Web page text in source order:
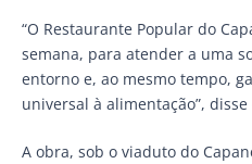
“O Restaurante Popular do
semana, para atender a uma
entorno e, ao mesmo tempo,
universal à alimentação”,
A obra, sob o viaduto do